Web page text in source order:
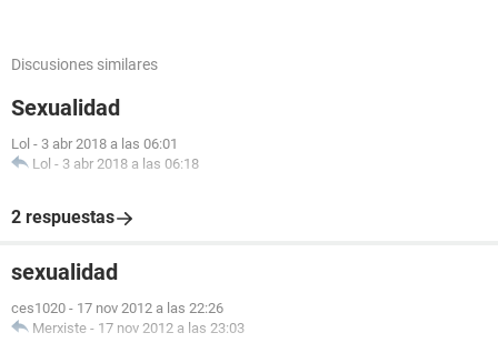
Discusiones similares
Sexualidad
Lol - 3 abr 2018 a las 06:01
Lol - 3 abr 2018 a las 06:18
2 respuestas
sexualidad
ces1020 - 17 nov 2012 a las 22:26
Merxiste - 17 nov 2012 a las 23:03